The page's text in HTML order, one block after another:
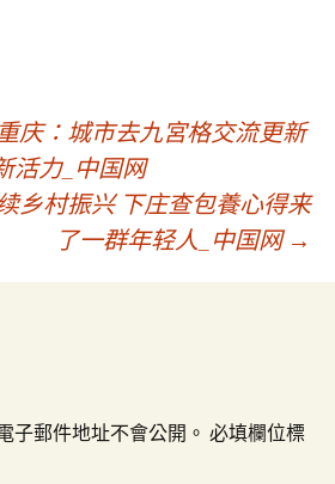
庆：城市去九宮格交流更新
活力_中国网
乡村振兴 下庄查包養心得来
了一群年轻人_中国网 →
子郵件地址不會公開。 必填欄位標